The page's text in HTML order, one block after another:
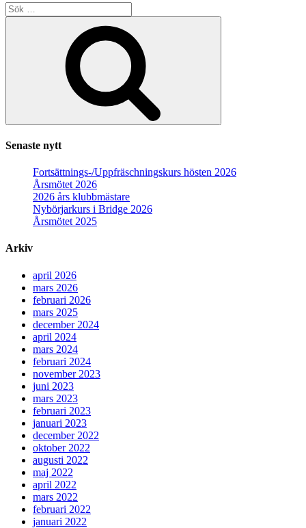
Sök
efter:
Senaste nytt
Fortsättnings-/Uppfräschningskurs hösten 2026
Årsmötet 2026
2026 års klubbmästare
Nybörjarkurs i Bridge 2026
Årsmötet 2025
Arkiv
april 2026
mars 2026
februari 2026
mars 2025
december 2024
april 2024
mars 2024
februari 2024
november 2023
juni 2023
mars 2023
februari 2023
januari 2023
december 2022
oktober 2022
augusti 2022
maj 2022
april 2022
mars 2022
februari 2022
januari 2022